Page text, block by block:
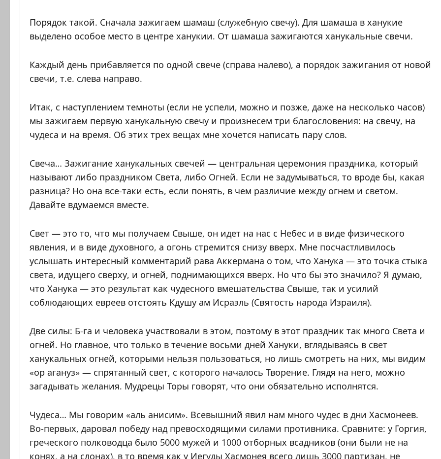
Порядок такой. Сначала зажигаем шамаш (служебную свечу). Для шамаша в ханукие
выделено особое место в центре ханукии. От шамаша зажигаются ханукальные свечи.
Каждый день прибавляется по одной свече (справа налево), а порядок зажигания от новой
свечи, т.е. слева направо.
Итак, с наступлением темноты (если не успели, можно и позже, даже на несколько часов)
мы зажигаем первую ханукальную свечу и произнесем три благословения: на свечу, на
чудеса и на время. Об этих трех вещах мне хочется написать пару слов.
Свеча… Зажигание ханукальных свечей — центральная церемония праздника, который
называют либо праздником Света, либо Огней. Если не задумываться, то вроде бы, какая
разница? Но она все-таки есть, если понять, в чем различие между огнем и светом.
Давайте вдумаемся вместе.
Свет — это то, что мы получаем Свыше, он идет на нас с Небес и в виде физического
явления, и в виде духовного, а огонь стремится снизу вверх. Мне посчастливилось
услышать интересный комментарий рава Аккермана о том, что Ханука — это точка стыка
света, идущего сверху, и огней, поднимающихся вверх. Но что бы это значило? Я думаю,
что Ханука — это результат как чудесного вмешательства Свыше, так и усилий
соблюдающих евреев отстоять Кдушу ам Исраэль (Святость народа Израиля).
Две силы: Б-га и человека участвовали в этом, поэтому в этот праздник так много Света и
огней. Но главное, что только в течение восьми дней Хануки, вглядываясь в свет
ханукальных огней, которыми нельзя пользоваться, но лишь смотреть на них, мы видим
«ор агануз» — спрятанный свет, с которого началось Творение. Глядя на него, можно
загадывать желания. Мудрецы Торы говорят, что они обязательно исполнятся.
Чудеса… Мы говорим «аль анисим». Всевышний явил нам много чудес в дни Хасмонеев.
Во-первых, даровал победу над превосходящими силами противника. Сравните: у Горгия,
греческого полководца было 5000 мужей и 1000 отборных всадников (они были не на
конях, а на слонах), в то время как у Иегуды Хасмонея всего лишь 3000 партизан, не